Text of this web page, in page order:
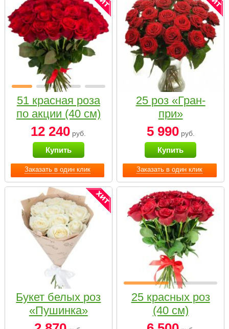
Заказать в один клик
51 красная роза
по акции (40 см)
12 240 руб.
Купить
Заказать в один клик
25 роз «Гран-
при»
5 990руб.
Купить
Букет белых роз
«Пушинка»
25 красных роз
(40 см)